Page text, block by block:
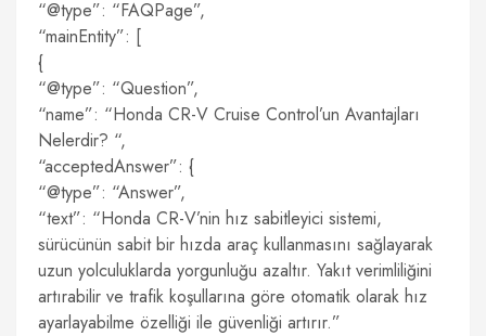
“@type”: “FAQPage”,
“mainEntity”: [
{
“@type”: “Question”,
“name”: “Honda CR-V Cruise Control’un Avantajları
Nelerdir? “,
“acceptedAnswer”: {
“@type”: “Answer”,
“text”: “Honda CR-V’nin hız sabitleyici sistemi,
sürücünün sabit bir hızda araç kullanmasını sağlayarak
uzun yolculuklarda yorgunluğu azaltır. Yakıt verimliliğini
artırabilir ve trafik koşullarına göre otomatik olarak hız
ayarlayabilme özelliği ile güvenliği artırır.”